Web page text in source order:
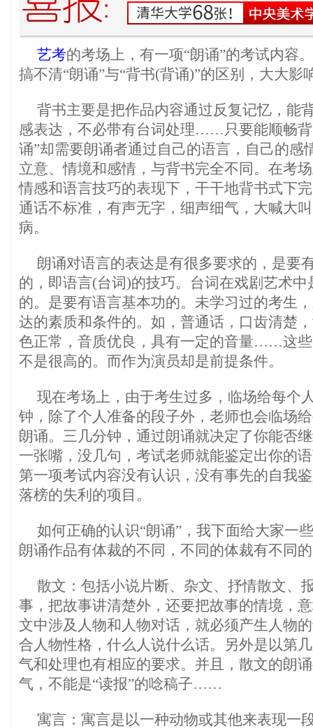
艺考的考场上，有一项“朗诵”的考试内容
搞不清“朗诵”与“背书(背诵)”的区别，大大影
背书主要是把作品内容通过反复记忆，能
感表达，不必带有台词处理……只要能顺畅背
诵”却需要朗诵者通过自己的语言，自己的感
立意、情境和感情，与背书完全不同。在考
情感和语言技巧的表现下，干干地背书式下
通话不标准，有声无字，细声细气，大喊大
病。
朗诵对语言的表达是有很多要求的，是要
的，即语言(台词)的技巧。台词在戏剧艺术中
的。是要有语言基本功的。未学习过的考生
达的素质和条件的。如，普通话，口齿清楚
色正常，音质优良，具有一定的音量……这
不是很高的。而作为演员却是前提条件。
现在考场上，由于考生过多，临场给每个
钟，除了个人准备的段子外，老师也会临场
朗诵。三几分钟，通过朗诵就决定了你能否
一张嘴，没几句，考试老师就能鉴定出你的
第一项考试内容没有认识，没有事先的自我
落榜的失利的项目。
如何正确的认识“朗诵”，我下面给大家一
朗诵作品有体裁的不同，不同的体裁有不同
散文：包括小说片断、杂文、抒情散文、
事，把故事讲清楚外，还要把故事的情境，
文中涉及人物和人物对话，就必须产生人物
合人物性格，什么人说什么话。另外是以第
气和处理也有相应的要求。并且，散文的朗
气，不能是“读报”的唸稿子……
寓言：寓言是以一种动物或其他来表现一